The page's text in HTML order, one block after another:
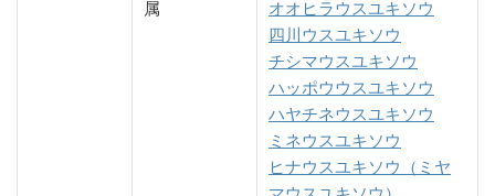
属
オオヒラウスユキソウ
四川ウスユキソウ
チシマウスユキソウ
ハッポウウスユキソウ
ハヤチネウスユキソウ
ミネウスユキソウ
ヒナウスユキソウ（ミヤ